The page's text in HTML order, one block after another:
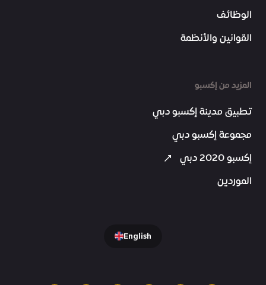
الوظائف
القوانين والأنظمة
المزيد من إكسبو
تطبيق مدينة إكسبو دبي
مجموعة إكسبو دبي
إكسبو 2020 دبي
الموردين
English